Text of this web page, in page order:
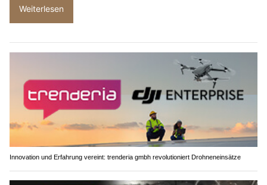
02.07.26 VON POLIZEI.NEWS REDAKTION
Rund 300 Schweizerinnen und Schweizer stehen tagtäglich im
freiwilligen Auslandeinsatz.
Weiterlesen